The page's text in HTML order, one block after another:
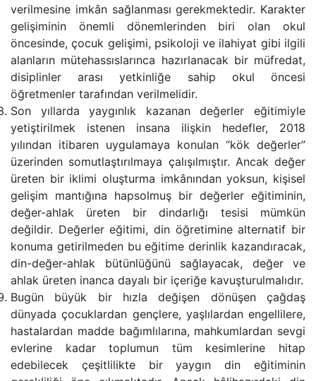
verilmesine imkân sağlanması gerekmektedir. Karakter
gelişiminin önemli dönemlerinden biri olan okul
öncesinde, çocuk gelişimi, psikoloji ve ilahiyat gibi ilgili
alanların mütehassıslarınca hazırlanacak bir müfredat,
disiplinler arası yetkinliğe sahip okul öncesi
öğretmenler tarafından verilmelidir.
Son yıllarda yaygınlık kazanan değerler eğitimiyle
yetiştirilmek istenen insana ilişkin hedefler, 2018
yılından itibaren uygulamaya konulan “kök değerler”
üzerinden somutlaştırılmaya çalışılmıştır. Ancak değer
üreten bir iklimi oluşturma imkânından yoksun, kişisel
gelişim mantığına hapsolmuş bir değerler eğitiminin,
değer-ahlak üreten bir dindarlığı tesisi mümkün
değildir. Değerler eğitimi, din öğretimine alternatif bir
konuma getirilmeden bu eğitime derinlik kazandıracak,
din-değer-ahlak bütünlüğünü sağlayacak, değer ve
ahlak üreten inanca dayalı bir içeriğe kavuşturulmalıdır.
Bugün büyük bir hızla değişen dönüşen çağdaş
dünyada çocuklardan gençlere, yaşlılardan engellilere,
hastalardan madde bağımlılarına, mahkumlardan sevgi
evlerine kadar toplumun tüm kesimlerine hitap
edebilecek çeşitlilikte bir yaygın din eğitiminin